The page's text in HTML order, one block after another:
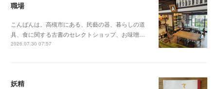
職場
こんばんは。高槻市にある、民藝の器、暮らしの道
具、食に関する古書のセレクトショップ、お味噌…
2026.07.30 07:57
妖精